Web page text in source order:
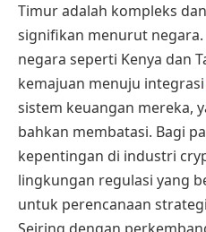
Timur adalah kompleks
signifikan menurut
negara seperti Kenya dan
kemajuan menuju integrasi
sistem keuangan mereka,
bahkan membatasi. Bagi
kepentingan di industri
lingkungan regulasi yang
untuk perencanaan